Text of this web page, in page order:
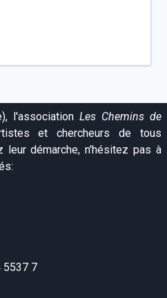
l'association Les Chemins de
et chercheurs de tous
leur démarche, n'hésitez pas à
5537 7